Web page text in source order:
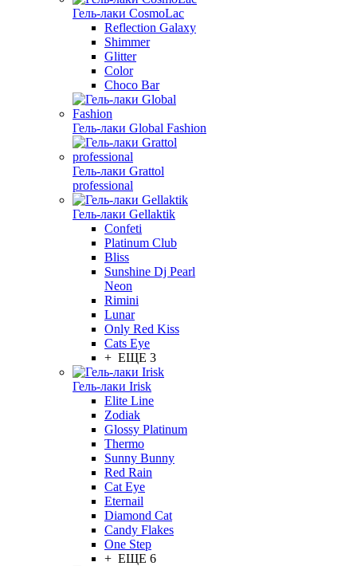
Гель-лаки CosmoLac
Reflection Galaxy
Shimmer
Glitter
Color
Choco Bar
Гель-лаки Global Fashion
Гель-лаки Grattol
professional
Гель-лаки Gellaktik
Confeti
Platinum Club
Bliss
Sunshine Dj Pearl
Neon
Rimini
Lunar
Only Red Kiss
Cats Eye
+ ЕЩЕ 3
Гель-лаки Irisk
Elite Line
Zodiak
Glossy Platinum
Thermo
Sunny Bunny
Red Rain
Cat Eye
Eternail
Diamond Cat
Candy Flakes
One Step
+ ЕЩЕ 6